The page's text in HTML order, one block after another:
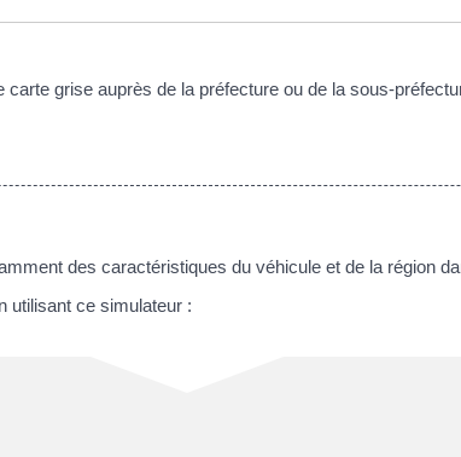
grise auprès de la préfecture ou de la sous-
des caractéristiques du véhicule et de la région
utilisant ce simulateur :